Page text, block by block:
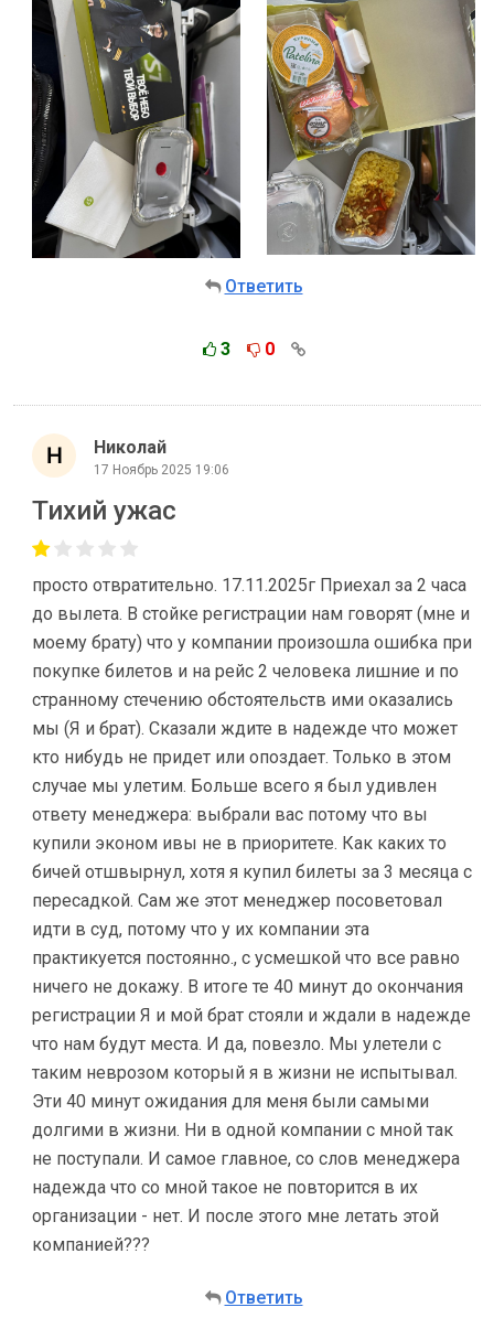
Ответить
3 0
Николай
17 Ноябрь 2025 19:06
Тихий ужас
просто отвратительно. 17.11.2025г Приехал за 2 часа
до вылета. В стойке регистрации нам говорят (мне и
моему брату) что у компании произошла ошибка при
покупке билетов и на рейс 2 человека лишние и по
странному стечению обстоятельств ими оказались
мы (Я и брат). Сказали ждите в надежде что может
кто нибудь не придет или опоздает. Только в этом
случае мы улетим. Больше всего я был удивлен
ответу менеджера: выбрали вас потому что вы
купили эконом ивы не в приоритете. Как каких то
бичей отшвырнул, хотя я купил билеты за 3 месяца с
пересадкой. Сам же этот менеджер посоветовал
идти в суд, потому что у их компании эта
практикуется постоянно., с усмешкой что все равно
ничего не докажу. В итоге те 40 минут до окончания
регистрации Я и мой брат стояли и ждали в надежде
что нам будут места. И да, повезло. Мы улетели с
таким неврозом который я в жизни не испытывал.
Эти 40 минут ожидания для меня были самыми
долгими в жизни. Ни в одной компании с мной так
не поступали. И самое главное, со слов менеджера
надежда что со мной такое не повторится в их
организации - нет. И после этого мне летать этой
компанией???
Ответить